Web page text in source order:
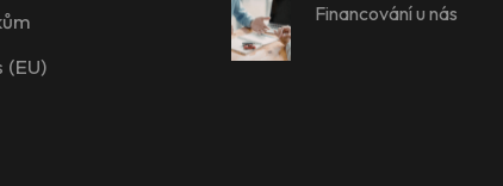
(EU)
Financování u nás